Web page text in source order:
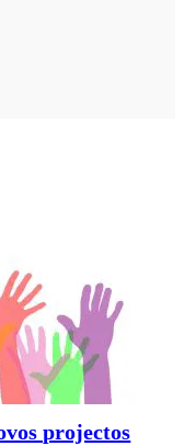
projectos